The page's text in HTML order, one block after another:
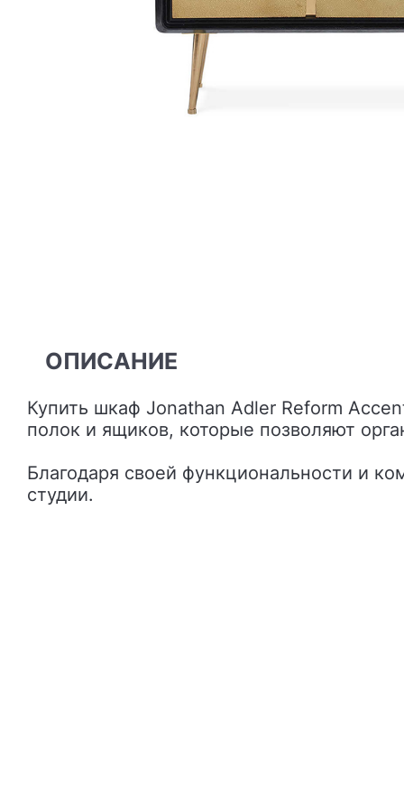
ОПИСАНИЕ
Купить шкаф Jonathan Adler Reform Accent Cabinet – это выбрать отражения стиля модерн и арт-деко. Он оснащен множеством
полок и ящиков, которые позволяют
Благодаря своей функциональности и
студии.